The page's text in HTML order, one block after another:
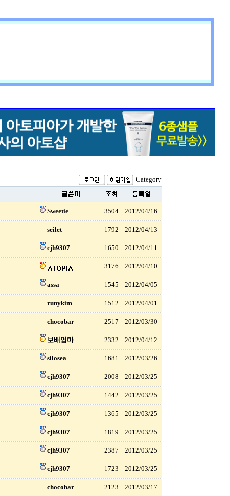
Category
Sweetie 3504 2012/04/16
seilet 1792 2012/04/13
cjh9307 1650 2012/04/11
3176 2012/04/10
assa 1545 2012/04/05
runykim 1512 2012/04/01
chocobar 2517 2012/03/30
보배엄마 2332 2012/04/12
silosea 1681 2012/03/26
cjh9307 2008 2012/03/25
cjh9307 1442 2012/03/25
cjh9307 1365 2012/03/25
cjh9307 1819 2012/03/25
cjh9307 2387 2012/03/25
cjh9307 1723 2012/03/25
chocobar 2123 2012/03/17